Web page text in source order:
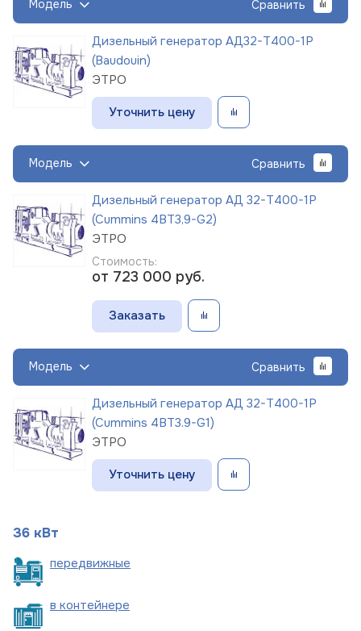
Модель Сравнить
Дизельный генератор АД32-Т400-1Р
(Baudouin)
ЭТРО
Уточнить цену
Модель Сравнить
Дизельный генератор АД 32-Т400-1Р
(Cummins 4BT3,9-G2)
ЭТРО
Стоимость:
от 723 000 руб.
Заказать
Модель Сравнить
Дизельный генератор АД 32-Т400-1Р
(Cummins 4BT3.9-G1)
ЭТРО
Уточнить цену
36 кВт
передвижные
в контейнере